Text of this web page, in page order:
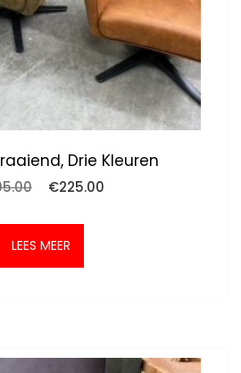
Drie Kleuren
Oorspronkelijke
was:
€395.00.
€225.00
LEES MEER